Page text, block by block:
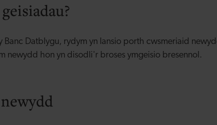
Datblygu, rydym yn lansio porth cwsmeriaid
newydd hon yn disodli'r broses ymgeisio bresennol.